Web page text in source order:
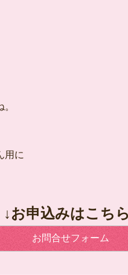
用に
↓お申込みはこち
お問合せフォーム